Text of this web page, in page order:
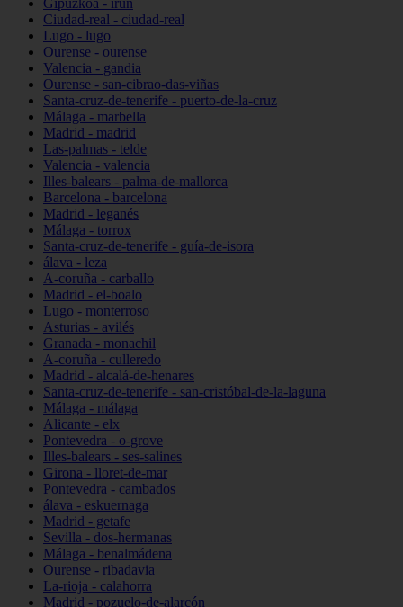
Gipuzkoa - irun
Ciudad-real - ciudad-real
Lugo - lugo
Ourense - ourense
Valencia - gandia
Ourense - san-cibrao-das-viñas
Santa-cruz-de-tenerife - puerto-de-la-cruz
Málaga - marbella
Madrid - madrid
Las-palmas - telde
Valencia - valencia
Illes-balears - palma-de-mallorca
Barcelona - barcelona
Madrid - leganés
Málaga - torrox
Santa-cruz-de-tenerife - guía-de-isora
álava - leza
A-coruña - carballo
Madrid - el-boalo
Lugo - monterroso
Asturias - avilés
Granada - monachil
A-coruña - culleredo
Madrid - alcalá-de-henares
Santa-cruz-de-tenerife - san-cristóbal-de-la-laguna
Málaga - málaga
Alicante - elx
Pontevedra - o-grove
Illes-balears - ses-salines
Girona - lloret-de-mar
Pontevedra - cambados
álava - eskuernaga
Madrid - getafe
Sevilla - dos-hermanas
Málaga - benalmádena
Ourense - ribadavia
La-rioja - calahorra
Madrid - pozuelo-de-alarcón